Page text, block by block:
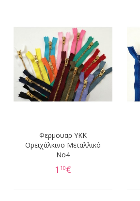
Φερμουαρ YKK
Ορειχάλκινο Μεταλλικό
Νο4
1 10€